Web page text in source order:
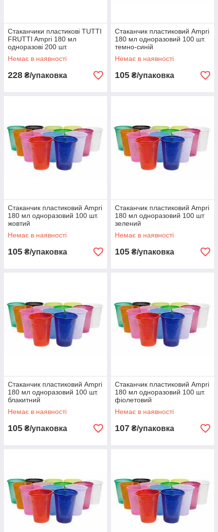
Стаканчики пластикові TUTTI
FRUTTI Ampri 180 мл
одноразові 200 шт.
різнобарвні
Немає в наявності
228 ₴/упаковка
Стаканчик пластиковий Ampri
180 мл одноразовий 100 шт.
темно-синій
Немає в наявності
105 ₴/упаковка
Стаканчик пластиковий Ampri
180 мл одноразовий 100 шт.
жовтий
Немає в наявності
105 ₴/упаковка
Стаканчик пластиковий Ampri
180 мл одноразовий 100 шт
зелений
Немає в наявності
105 ₴/упаковка
Стаканчик пластиковий Ampri
180 мл одноразовий 100 шт.
блакитний
Немає в наявності
105 ₴/упаковка
Стаканчик пластиковий Ampri
180 мл одноразовий 100 шт.
фіолетовий
Немає в наявності
107 ₴/упаковка